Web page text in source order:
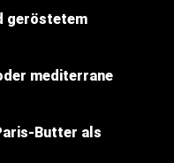
geröstetem
mediterrane
Butter als